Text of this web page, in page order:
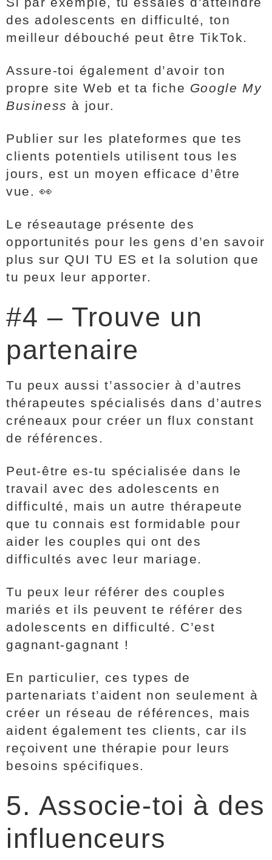
des adolescents en difficulté, ton
meilleur débouché peut être TikTok.
Assure-toi également d’avoir ton
propre site Web et ta fiche Google My
Business à jour.
Publier sur les plateformes que tes
clients potentiels utilisent tous les
jours, est un moyen efficace d’être
vue. 👀
Le réseautage présente des
opportunités pour les gens d’en savoir
plus sur QUI TU ES et la solution que
tu peux leur apporter.
#4 – Trouve un
partenaire
Tu peux aussi t’associer à d’autres
thérapeutes spécialisés dans d’autres
créneaux pour créer un flux constant
de références.
Peut-être es-tu spécialisée dans le
travail avec des adolescents en
difficulté, mais un autre thérapeute
que tu connais est formidable pour
aider les couples qui ont des
difficultés avec leur mariage.
Tu peux leur référer des couples
mariés et ils peuvent te référer des
adolescents en difficulté. C’est
gagnant-gagnant !
En particulier, ces types de
partenariats t’aident non seulement à
créer un réseau de références, mais
aident également tes clients, car ils
reçoivent une thérapie pour leurs
besoins spécifiques.
5. Associe-toi à des
influenceurs